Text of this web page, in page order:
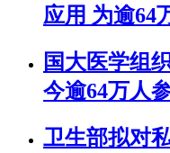
应用 为逾64
国大医学组
今逾64万人
卫生部拟对